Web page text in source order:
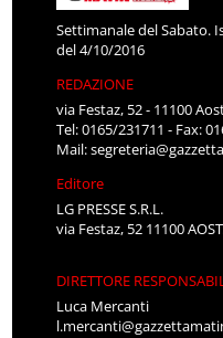
Settimanale del Sabato.
del 4/10/2016
REDAZIONE
via Festaz, 52 - 11100
Tel: 0165/231711 - Fax:
Mail:
Editore
LG PRESSE S.R.L.
via Festaz, 52 11100
DIRETTORE
Luca Mercanti